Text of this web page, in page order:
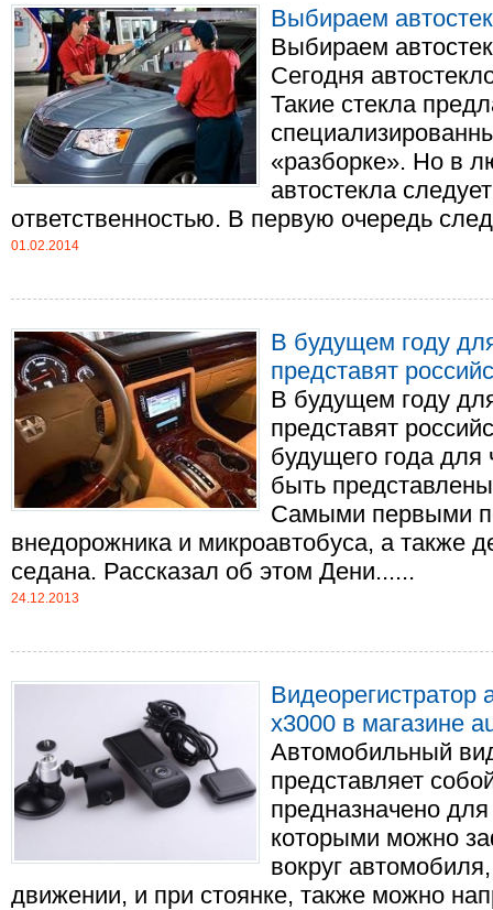
Выбираем
Выбираем
Сегодня
Такие стекла
«разборке». Но в
автостекла
ответственностью. В первую очередь
01.02.2014
В будущем году
представят
В будущем году
представят
будущего года
быть
Самыми первыми
внедорожника и микроавтобуса, а также
седана. Рассказал об этом Дени......
24.12.2013
Видеорегистратор
x3000 в магазине
Автомобильный
представляет
предназначено
которыми можно
вокруг
движении, и при стоянке, также можно